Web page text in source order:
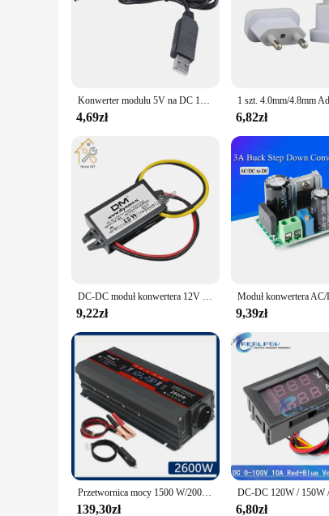
Konwerter modułu 5V na DC 12V 2,1 mm x 5,5 mm Złącze męskie DC Barrel Jack Wtyczka kabla zasilającego, kabel USB na DC -1M
4,69zł 6,82zł
DC-DC moduł konwertera 12V do 5V 3A 15W obniżanie mocy USB Adapter wyjściowy moduł wodoodporny zasilacz zalewania samochodu
9,22zł 9,39zł
Przetwornica mocy 1500 W/2000 W/2600 W Wyświetlacz LCD DC 12 V na AC 220 V Solar 2 USB Transformator samochodowy Konwertuj gniazdo UE Zmodyfikowana fala sinusoidalna
139,30zł 6,80zł